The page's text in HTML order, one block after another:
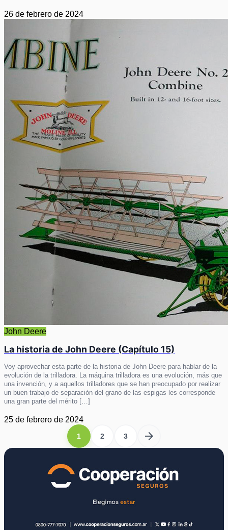
26 de febrero de 2024
John Deere
La historia de John Deere (Capítulo 15)
Voy aprovechar esta parte de la historia de John Deere para hablar de la
evolución de la trilladora. La máquina trilladora es una evolución, más que
una invención, y a aquellos trilladores que se han preocupado por realizar
un buen trabajo de separación del grano de las espigas les corresponde
una gran parte del mérito […]
25 de febrero de 2024
1 2 3 arrow_forward